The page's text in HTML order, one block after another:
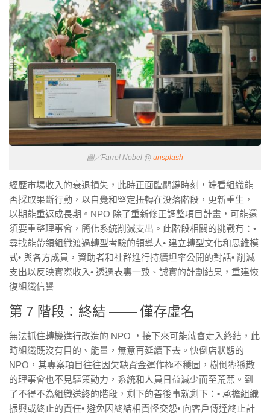
圖／Farrel Nobel @ unsplash
經歷市場收入的衰退損失，此時正面臨關鍵時刻，端看組織能
否採取果斷行動，以自覺和堅定扭轉在没落階段，更新重生，
以期能重返成長期。NPO 除了重新修正調整項目計畫，可能還
須要重整理事會，簡化系統削減支出。此階段相關的挑戰有：•
尋找能帶領組織渡過轉型考驗的領導人• 建立轉型文化和思維模
式• 與各方成員，資助者和社群進行持續坦率公開的對話• 削減
支出以反映實際收入• 透過表裏一致、誠實的計劃結果，重建恢
復組織信譽
第 7 階段：終結 —— 僅存虛名
無法抓住轉機進行改造的 NPO ，接下來可能就會走入終結，此
時組織既沒有目的、能量，無意再延續下去。快倒店狀態的
NPO，其專案項目往往因欠缺資金運作極不穩固，樹倒猢猻散
的理事會也不見驅策動力，系統和人員日益減少而至荒蕪。到
了不得不為組織送終的階段，剩下的善後事就剩下：• 承擔組織
振興或終止的責任• 避免因終結相責怪交怨• 向客戶傳達終止計